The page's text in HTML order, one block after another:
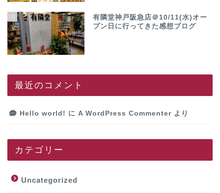
10
有隣堂神戸阪急店＠10/11(水)オー
プン日に行ってきた感想ブログ
最近のコメント
Hello world! に A WordPress Commenter より
カテゴリー
Uncategorized